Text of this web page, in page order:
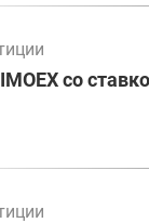
со